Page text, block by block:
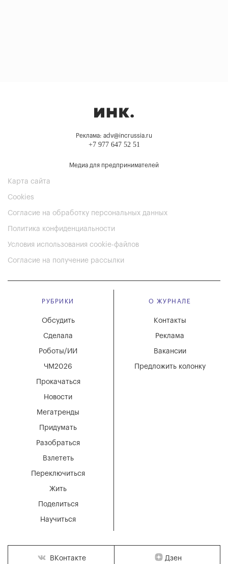
Реклама: adv@incrussia.ru
+7 977 647 52 51
Медиа для предпринимателей
Карта сайта
Cookies
Согласие на обработку персональных данных
Политика конфиденциальности
Условия использования cookie-файлов
Согласие на получение рассылки
РУБРИКИ
Мегатренды
Придумать
Разобраться
Взлететь
Новости
Переключиться
Жить
Поделиться
Научиться
Обсудить
Сделала
Роботы/ИИ
ЧМ2026
Прокачаться
О ЖУРНАЛЕ
Вакансии
Реклама
Контакты
Предложить колонку
ВКонтакте Дзен